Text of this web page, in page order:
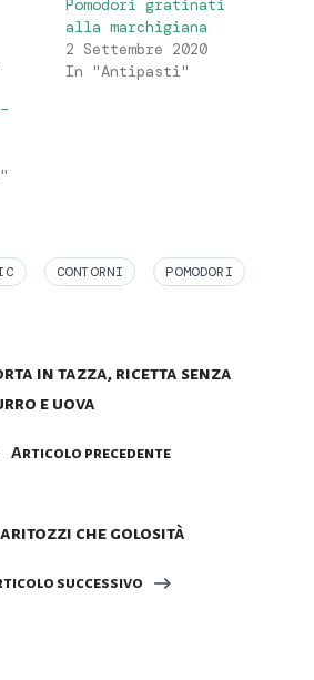
Pomodori gratinati
alla marchigiana
2 Settembre 2020
In "Antipasti"
CONTORNI POMODORI
in tazza, ricetta senza
e uova
Articolo precedente
che golosità
successivo